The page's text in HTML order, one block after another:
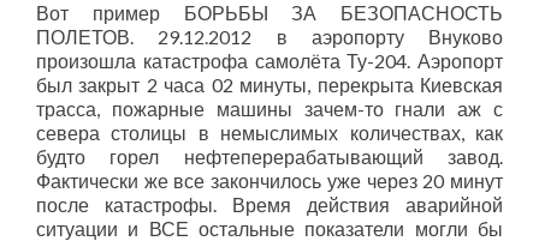
Вот пример БОРЬБЫ ЗА БЕЗОПАСНОСТЬ
ПОЛЕТОВ. 29.12.2012 в аэропорту Внуково
произошла катастрофа самолёта Ту-204. Аэропорт
был закрыт 2 часа 02 минуты, перекрыта Киевская
трасса, пожарные машины зачем-то гнали аж с
севера столицы в немыслимых количествах, как
будто горел нефтеперерабатывающий завод.
Фактически же все закончилось уже через 20 минут
после катастрофы. Время действия аварийной
ситуации и ВСЕ остальные показатели могли бы